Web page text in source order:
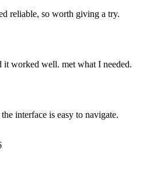
reliable, so worth giving a try.
it worked well. met what I needed.
interface is easy to navigate.